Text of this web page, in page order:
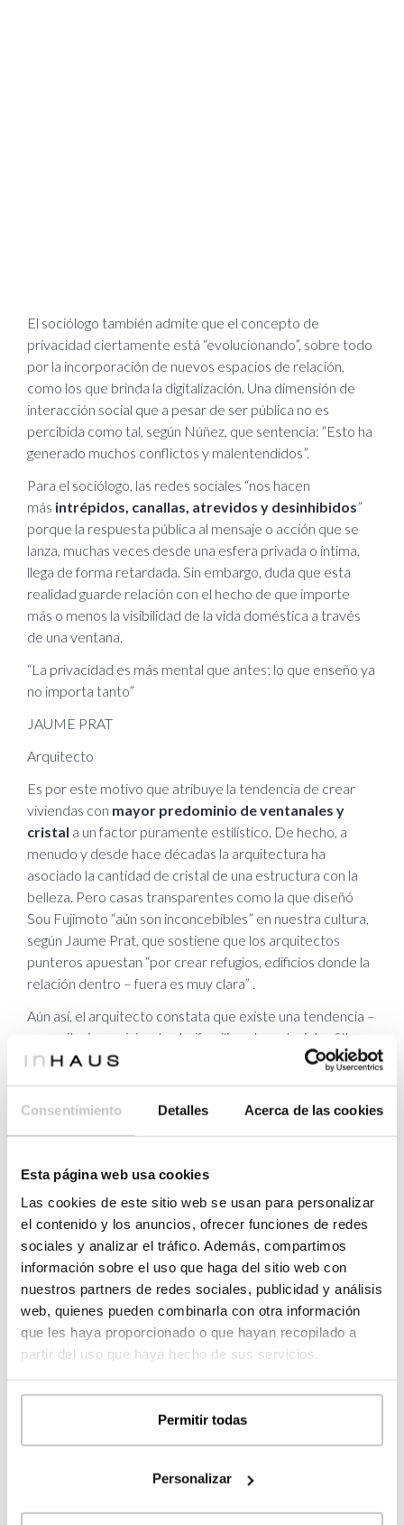
Consentimiento Detalles Acerca de las cookies
Esta página web usa cookies
Las cookies de este sitio web se usan para personalizar
el contenido y los anuncios, ofrecer funciones de redes
sociales y analizar el tráfico. Además, compartimos
información sobre el uso que haga del sitio web con
nuestros partners de redes sociales, publicidad y análisis
web, quienes pueden combinarla con otra información
que les haya proporcionado o que hayan recopilado a
partir del uso que haya hecho de sus servicios.
Permitir todas
Personalizar
El sociólogo también admite que el concepto de
privacidad ciertamente está “evolucionando”, sobre todo
por la incorporación de nuevos espacios de relación,
como los que brinda la digitalización. Una dimensión de
interacción social que a pesar de ser pública no es
percibida como tal, según Núñez, que sentencia: “Esto ha
generado muchos conflictos y malentendidos”.
Para el sociólogo, las redes sociales “nos hacen
más intrépidos, canallas, atrevidos y desinhibidos”
porque la respuesta pública al mensaje o acción que se
lanza, muchas veces desde una esfera privada o íntima,
llega de forma retardada. Sin embargo, duda que esta
realidad guarde relación con el hecho de que importe
más o menos la visibilidad de la vida doméstica a través
de una ventana.
“La privacidad es más mental que antes; lo que enseño ya
no importa tanto”
JAUME PRAT
Arquitecto
Es por este motivo que atribuye la tendencia de crear
viviendas con mayor predominio de ventanales y
cristal a un factor puramente estilístico. De hecho, a
menudo y desde hace décadas la arquitectura ha
asociado la cantidad de cristal de una estructura con la
belleza. Pero casas transparentes como la que diseñó
Sou Fujimoto “aún son inconcebibles” en nuestra cultura,
según Jaume Prat, que sostiene que los arquitectos
punteros apuestan “por crear refugios, edificios donde la
relación dentro – fuera es muy clara” .
Aún así, el arquitecto constata que existe una tendencia –
mayoritaria en vivienda plurifamiliar- de reducir los filtros
de privacidad en el interior de los hogares mediante la
de ejemplo, cita el proyecto
110 rooms
, del estudio de
manera muy franca y directa”, señala.